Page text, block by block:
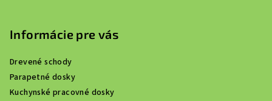
Informácie pre vás
Drevené schody
Parapetné dosky
Kuchynské pracovné dosky